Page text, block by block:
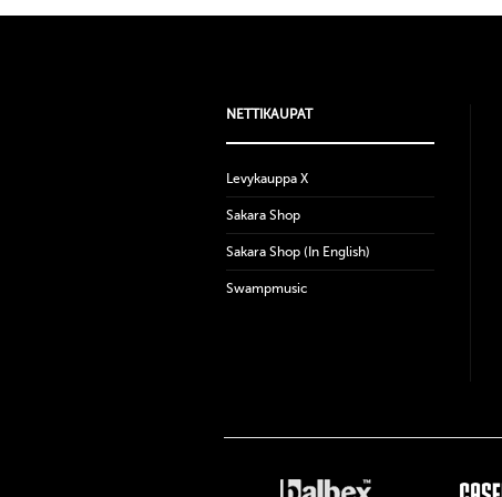
NETTIKAUPAT
Levykauppa X
Sakara Shop
Sakara Shop (In English)
Swampmusic